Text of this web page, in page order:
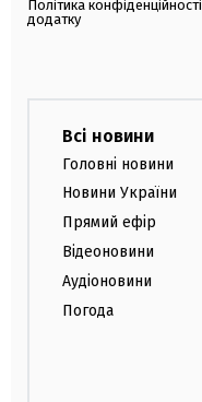
Політика конфіденційності
додатку
Всі новини
Головні новини
Новини України
Прямий ефір
Відеоновини
Аудіоновини
Погода